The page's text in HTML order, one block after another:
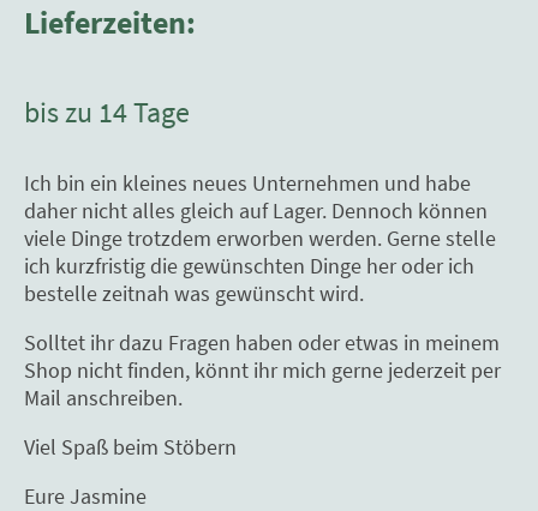
Lieferzeiten:
bis zu 14 Tage
Ich bin ein kleines neues Unternehmen und habe
daher nicht alles gleich auf Lager. Dennoch können
viele Dinge trotzdem erworben werden. Gerne stelle
ich kurzfristig die gewünschten Dinge her oder ich
bestelle zeitnah was gewünscht wird.
Solltet ihr dazu Fragen haben oder etwas in meinem
Shop nicht finden, könnt ihr mich gerne jederzeit per
Mail anschreiben.
Viel Spaß beim Stöbern
Eure Jasmine